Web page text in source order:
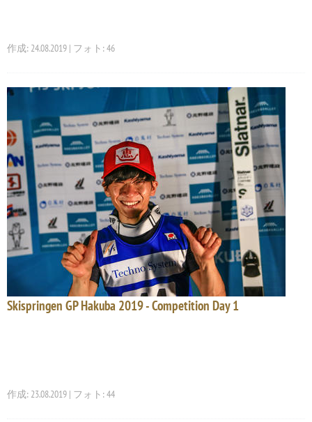
作成: 24.08.2019 | フォト: 46
Skispringen GP Hakuba 2019 - Competition Day 1
作成: 23.08.2019 | フォト: 44